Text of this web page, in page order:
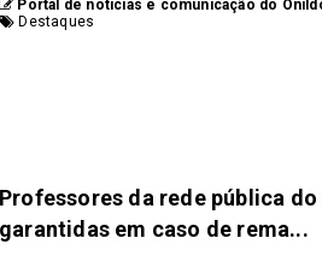
Portal de noticias e comunicação do
Destaques
Professores da rede pública
garantidas em caso de rema...